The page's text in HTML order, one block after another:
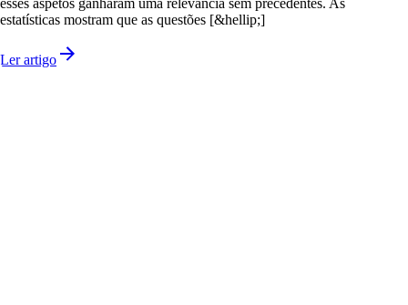
esses aspetos ganharam uma relevância sem precedentes. As
estatísticas mostram que as questões [&hellip;]
Ler artigo